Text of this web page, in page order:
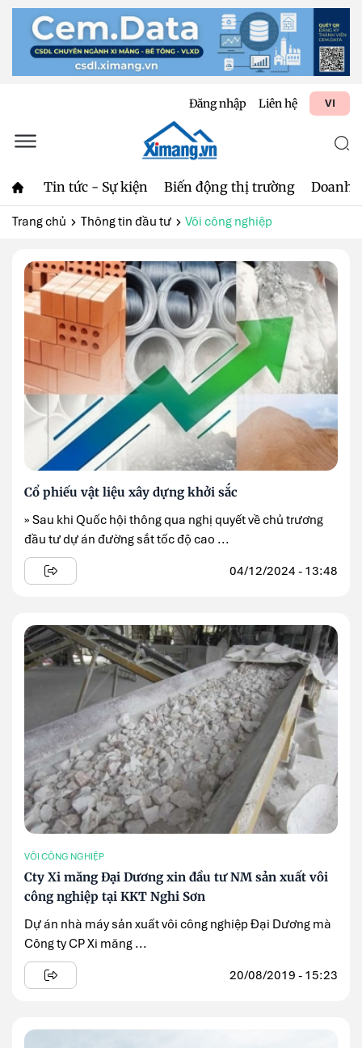
Đăng nhập Liên hệ VI
Tin tức - Sự kiện Biến động thị trường Doanh
Trang chủ Thông tin đầu tư Vôi công nghiệp
Cổ phiếu vật liệu xây dựng khởi sắc
» Sau khi Quốc hội thông qua nghị quyết về chủ trương
đầu tư dự án đường sắt tốc độ cao ...
04/12/2024 - 13:48
VÔI CÔNG NGHIỆP
Cty Xi măng Đại Dương xin đầu tư NM sản xuất vôi
công nghiệp tại KKT Nghi Sơn
Dự án nhà máy sản xuất vôi công nghiệp Đại Dương mà
Công ty CP Xi măng ...
20/08/2019 - 15:23